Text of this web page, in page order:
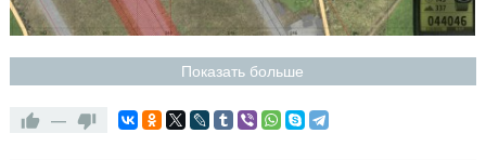
Показать больше
—